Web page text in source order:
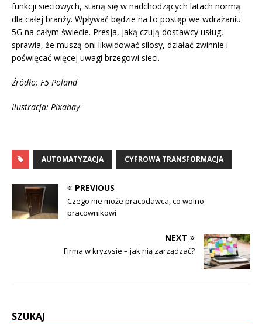
funkcji sieciowych, staną się w nadchodzących latach normą
dla całej branży. Wpływać będzie na to postęp we wdrażaniu
5G na całym świecie. Presja, jaką czują dostawcy usług,
sprawia, że muszą oni likwidować silosy, działać zwinnie i
poświęcać więcej uwagi brzegowi sieci.
Źródło: F5 Poland
Ilustracja: Pixabay
AUTOMATYZACJA CYFROWA TRANSFORMACJA
PREVIOUS
Czego nie może pracodawca, co wolno
pracownikowi
NEXT
Firma w kryzysie – jak nią zarządzać?
SZUKAJ